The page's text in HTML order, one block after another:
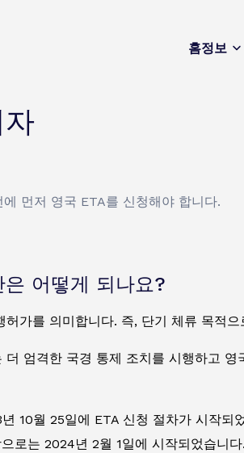
홈정보
먼저 영국 ETA를 신청해야 합니다.
어떻게 되나요?
허가를 의미합니다. 즉, 단기 체류 목적
더 엄격한 국경 통제 조치를 시행하고
10월 25일에 ETA 신청 절차가 시작되
로는 2024년 2월 1일에 시작되었습니